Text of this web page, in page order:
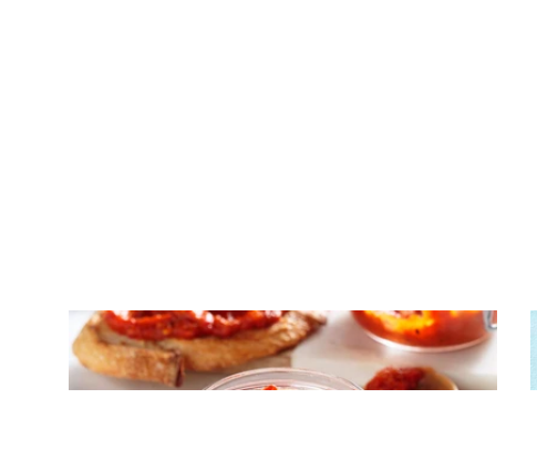
Χαβιάρι πιπεριάς με ψητές πιπεριές
Φλωρίνης και μελιτζάνα
ΝΤΙΠ – ΣΑΛΤΣΕΣ